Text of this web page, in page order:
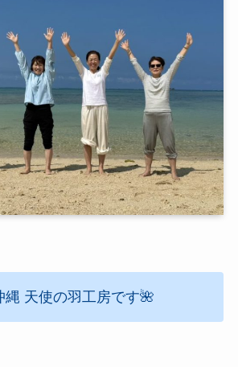
縄 天使の羽工房です🌺